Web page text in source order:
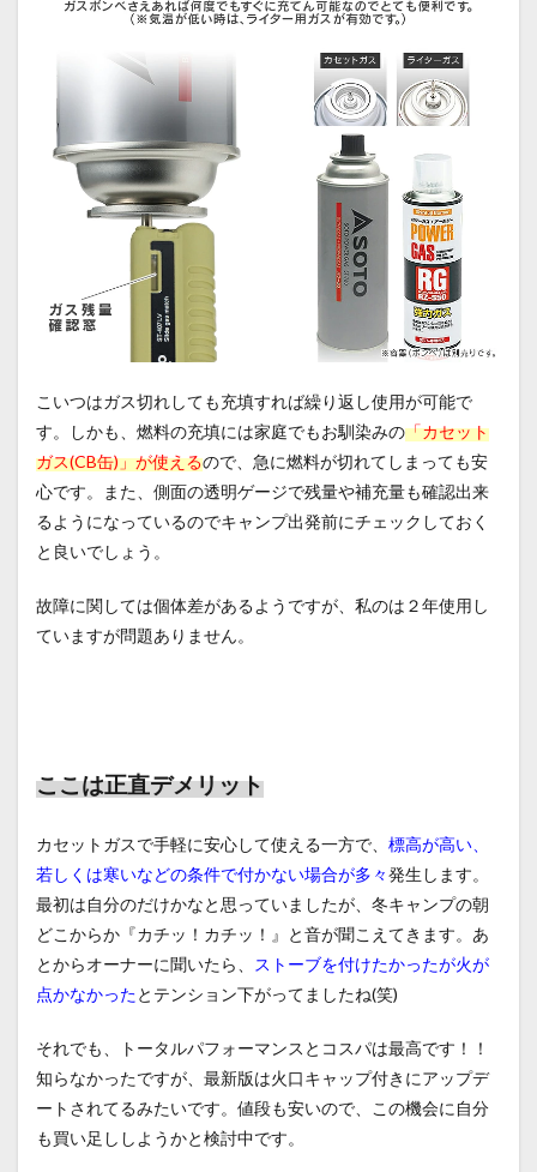
こいつはガス切れしても充填すれば繰り返し使用が可能で
す。しかも、燃料の充填には家庭でもお馴染みの「カセット
ガス(CB缶)」が使えるので、急に燃料が切れてしまっても安
心です。また、側面の透明ゲージで残量や補充量も確認出来
るようになっているのでキャンプ出発前にチェックしておく
と良いでしょう。
故障に関しては個体差があるようですが、私のは２年使用し
ていますが問題ありません。
ここは正直デメリット
カセットガスで手軽に安心して使える一方で、 標高が高い、
若しくは寒いなどの条件で付かない場合が多々発生します。
最初は自分のだけかなと思っていましたが、冬キャンプの朝
どこからか『カチッ！カチッ！』と音が聞こえてきます。あ
とからオーナーに聞いたら、
ストーブを付けたかったが火が
点かなかったとテンション下がってましたね(笑)
それでも、トータルパフォーマンスとコスパは最高です！！
知らなかったですが、最新版は火口キャップ付きにアップデ
ートされてるみたいです。値段も安いので、この機会に自分
も買い足ししようかと検討中です。